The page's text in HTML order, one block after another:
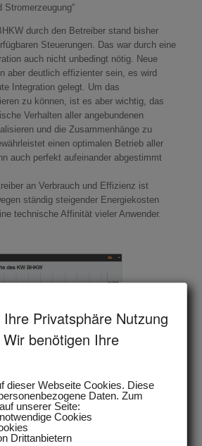
Stromerzeugung“
durch den Betreiber stand bisher
Steuerungen. Das war durch eine
auch nicht unbedingt nötig. Neue
aber deutlich effizienter sein, es wird
Integration gelegt. Um das
zu können, ist es aber wichtig, das
Verhalten aller angebundenen
und die Zusammenhänge zu
einen optimalen Betrieb aller
auch perfekt aufeinander abgestimmt
an Verbrauch und Effizienz ist
ständig steigender Energiekosten
technische Affinität vieler Anwender.
Privatsphäre Nutzung
benötigen Ihre
dieser Webseite Cookies. Diese
Daten. Zum
unserer Seite:
Cookies
Drittanbietern